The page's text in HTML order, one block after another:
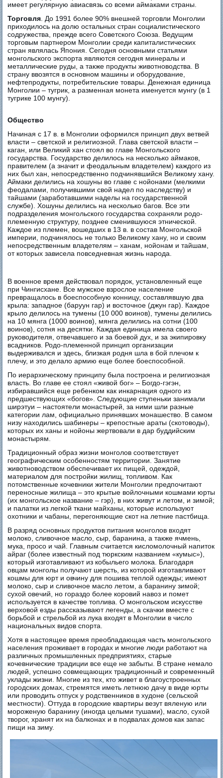
имеет регулярную авиасвязь со всеми аймаками страны.
Торговля . До 1991 более 90% внешней торговли Монголии
приходилось на долю остальных стран социалистического
содружества, прежде всего Советского Союза. Ведущим
торговым партнером Монголии среди капиталистических
стран являлась Япония. Сегодня основными статьями
монгольского экспорта являются сегодня минералы и
металлические руды, а также продукты животноводства. В
страну ввозятся в основном машины и оборудование,
нефтепродукты, потребительские товары. Денежная единица
Монголии – тугрик, а разменная монета именуется мунгу (в 1
тугрике 100 мунгу).
Общество
Начиная с 17 в. в Монголии оформился принцип двух ветвей
власти – светской и религиозной. Глава светской власти –
каган, или Великий хан стоял во главе Монгольского
государства. Государство делилось на несколько аймаков,
правителем (а значит и феодальным владетелем) каждого из
них был хан, непосредственно подчинявшийся Великому хану.
Аймаки делились на хошуны во главе с нойонами (мелкими
феодалами, получившими свой надел по наследству) и
тайшами (заработавшими наделы на государственной
службе). Хошуны делились на несколько багов. Все эти
подразделения монгольского государства сохраняли родо-
племенную структуру, позднее сменившуюся этнической.
Каждое из племен, вошедших в 13 в. в состав Монгольской
империи, подчинялось не только Великому хану, но и своим
непосредственным владетелям – ханам, нойонам и тайшам,
от которых зависела повседневная жизнь народа.
В военное время действовал порядок, установленный еще
при Чингисхане. Все мужское взрослое население
превращалось в боеспособную конницу, составлявшую два
крыла: западное (баруун гар) и восточное (джун гар). Каждое
крыло делилось на тумены (10 000 воинов), тумены делились
на 10 мянга (1000 воинов), мянга делились на сотни (100
воинов), сотня на десятки. Каждая единица имела своего
руководителя, отвечавшего и за боевой дух, и за экипировку
всадников. Родо-племенной принцип организации
выдерживался и здесь, близкая родня шла в бой плечом к
плечу, и это делало армию еще более боеспособной.
По иерархическому принципу была построена и религиозная
власть. Во главе ее стоял «живой бог» – Богдо-гэгэн,
избиравшийся еще ребенком как инкарнация одного из
предшествующих «богов». Следующие ступеньки занимали
ширэтуи – настоятели монастырей, за ними шли разные
категории лам, официально принявших монашество. В самом
низу находились шабинеры – крепостные араты (скотоводы),
которых их ханы и нойоны жертвовали в дар буддийским
монастырям.
Традиционный образ жизни монголов соответствует
географическим особенностям территории. Занятие
животноводством обеспечивает их пищей, одеждой,
материалом для постройки жилищ, топливом. Как
потомственные кочевники жители Монголии предпочитают
переносные жилища – это крытые войлочными кошмами юрты
(их монгольское название – гэр), в них живут и летом, и зимой;
и палатки из легкой ткани майханы, которые используют
охотники и чабаны, перегоняющие скот на летние пастбища.
В разряд основных продуктов питания монголов входят
молоко, сливочное масло, сыр, баранина, а также ячмень,
мука, просо и чай. Главным считается кисломолочный напиток
айраг (более известный под тюркским названием «кумыс»),
который изготавливают из кобыльего молока. Благодаря
овцам монголы получают шерсть, из которой изготавливают
кошмы для юрт и овчину для пошива теплой одежды; имеют
молоко, сыр и сливочное масло летом, а баранину зимой;
сухой овечий, но гораздо более коровий навоз и помет
используется в качестве топлива. О монгольском искусстве
верховой езды рассказывают легенды, а скачки вместе с
борьбой и стрельбой из лука входят в Монголии в число
национальных видов спорта.
Хотя в настоящее время преобладающая часть монгольского
населения проживает в городах и многие люди работают на
различных промышленных предприятиях, старые
кочевнические традиции все еще не забыты. В стране немало
людей, успешно совмещающих традиционный и современный
уклады жизни. Многие из тех, кто живет в благоустроенных
городских домах, стремятся иметь летнюю дачу в виде юрты
или проводить отпуск у родственников в худоне (сельской
местности). Оттуда в городские квартиры везут вяленую или
мороженую баранину (иногда целыми тушами), масло, сухой
творог, хранят их на балконах и в подвалах домов как запас
пищи на зиму.